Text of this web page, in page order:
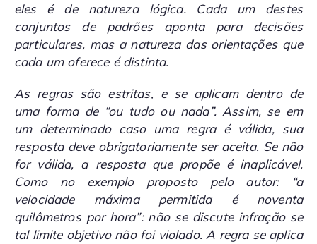
eles é de natureza lógica. Cada um destes
conjuntos de padrões aponta para decisões
particulares, mas a natureza das orientações que
cada um oferece é distinta.
As regras são estritas, e se aplicam dentro de
uma forma de “ou tudo ou nada”. Assim, se em
um determinado caso uma regra é válida, sua
resposta deve obrigatoriamente ser aceita. Se não
for válida, a resposta que propõe é inaplicável.
Como no exemplo proposto pelo autor: “a
velocidade máxima permitida é noventa
quilômetros por hora”: não se discute infração se
tal limite objetivo não foi violado. A regra se aplica